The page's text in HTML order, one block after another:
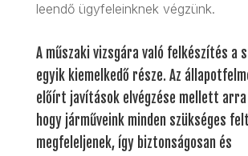
leendő ügyfeleinknek végzünk.
A műszaki vizsgára való felkészítés a
egyik kiemelkedő része. Az
előírt javítások elvégzése mellett
hogy járműveink minden szükséges
megfeleljenek, így biztonságosan és